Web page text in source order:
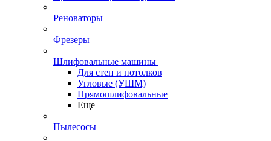
Реноваторы
Фрезеры
Шлифовальные машины
Для стен и потолков
Угловые (УШМ)
Прямошлифовальные
Еще
Пылесосы